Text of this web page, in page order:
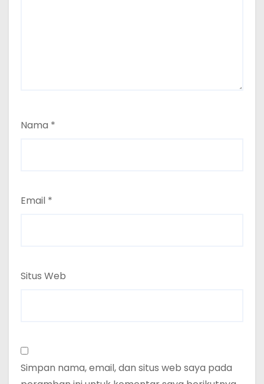
Nama *
Email *
Situs Web
Simpan nama, email, dan situs web saya pada